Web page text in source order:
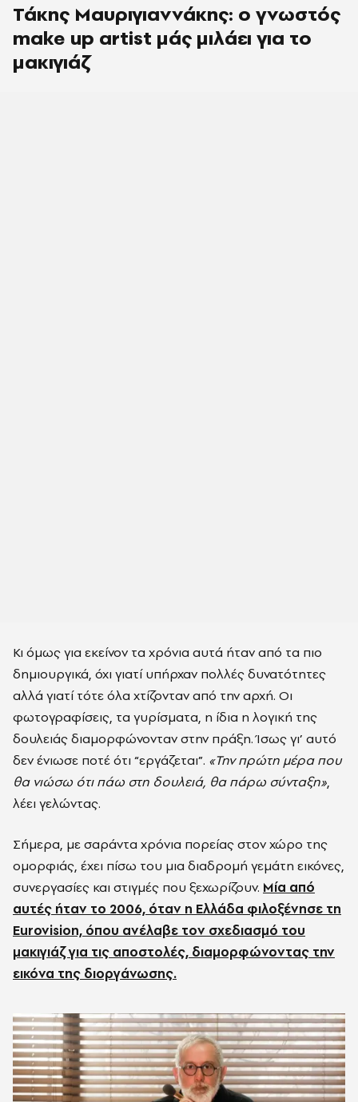
Τάκης Μαυριγιαννάκης: ο γνωστός
make up artist μάς μιλάει για το
μακιγιάζ
Κι όμως για εκείνον τα χρόνια αυτά ήταν από τα πιο
δημιουργικά, όχι γιατί υπήρχαν πολλές δυνατότητες
αλλά γιατί τότε όλα χτίζονταν από την αρχή. Οι
φωτογραφίσεις, τα γυρίσματα, η ίδια η λογική της
δουλειάς διαμορφώνονταν στην πράξη. Ίσως γι’ αυτό
δεν ένιωσε ποτέ ότι “εργάζεται”. «Την πρώτη μέρα που
θα νιώσω ότι πάω στη δουλειά, θα πάρω σύνταξη»,
λέει γελώντας.
Σήμερα, με σαράντα χρόνια πορείας στον χώρο της
ομορφιάς, έχει πίσω του μια διαδρομή γεμάτη εικόνες,
συνεργασίες και στιγμές που ξεχωρίζουν. Μία από
αυτές ήταν το 2006, όταν η Ελλάδα φιλοξένησε τη
Eurovision, όπου ανέλαβε τον σχεδιασμό του
μακιγιάζ για τις αποστολές, διαμορφώνοντας την
εικόνα της διοργάνωσης.